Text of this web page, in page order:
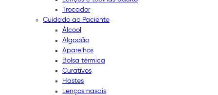
Trocador
Cuidado ao Paciente
Álcool
Algodão
Aparelhos
Bolsa térmica
Curativos
Hastes
Lenços nasais